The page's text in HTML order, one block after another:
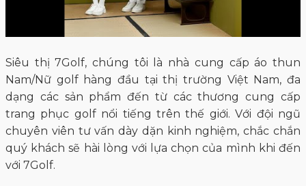
Siêu thị 7Golf, chúng tôi là nhà cung cấp áo thun
Nam/Nữ golf hàng đầu tại thị trường Việt Nam, đa
dạng các sản phẩm đến từ các thương cung cấp
trang phục golf nổi tiếng trên thế giới. Với đội ngũ
chuyên viên tư vấn dày dặn kinh nghiệm, chắc chắn
quý khách sẽ hài lòng với lựa chọn của mình khi đến
với 7Golf.